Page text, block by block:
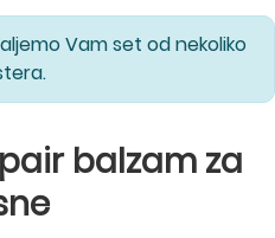
Vam set od nekoliko
balzam za